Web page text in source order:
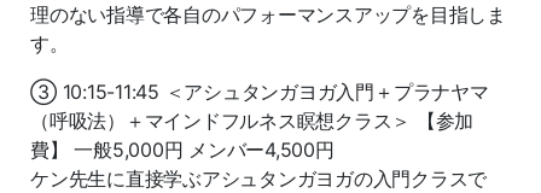
理のない指導で各自のパフォーマンスアップを目指しま
す。
③ 10:15-11:45 ＜アシュタンガヨガ入門＋プラナヤマ
（呼吸法）＋マインドフルネス瞑想クラス＞ 【参加
費】 一般5,000円 メンバー4,500円
ケン先生に直接学ぶアシュタンガヨガの入門クラスで